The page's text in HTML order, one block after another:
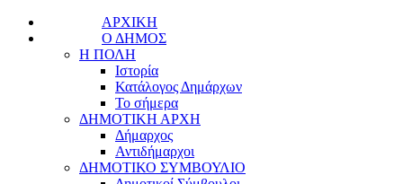
ΑΡΧΙΚΗ
Ο ΔΗΜΟΣ
Η ΠΟΛΗ
Ιστορία
Κατάλογος Δημάρχων
Το σήμερα
ΔΗΜΟΤΙΚΗ ΑΡΧΗ
Δήμαρχος
Αντιδήμαρχοι
ΔΗΜΟΤΙΚΟ ΣΥΜΒΟΥΛΙΟ